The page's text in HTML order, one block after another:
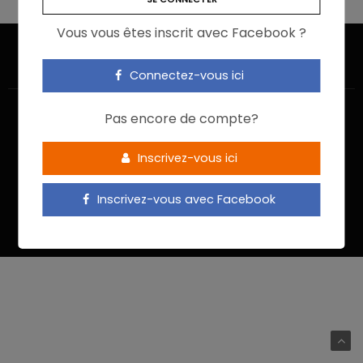
Vous vous êtes inscrit avec Facebook ?
Connectez-vous ici
Pas encore de compte?
Inscrivez-vous ici
Inscrivez-vous avec Facebook
ACCUEIL JE M’INSCRIS
NOUS CONTACTER
MENTIONS LÉGALES
POLITIQUE DE CONFIDENTIALITÉ
Food In Action © 2022